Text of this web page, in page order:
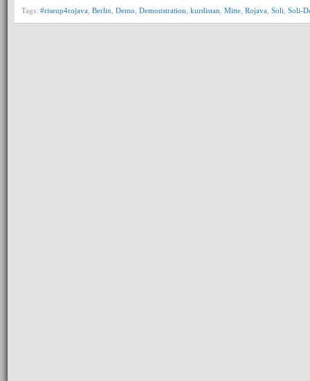
Tags: #riseup4rojava Berlin Demo Demonstration kurdistan Mitte Rojava Soli Soli-